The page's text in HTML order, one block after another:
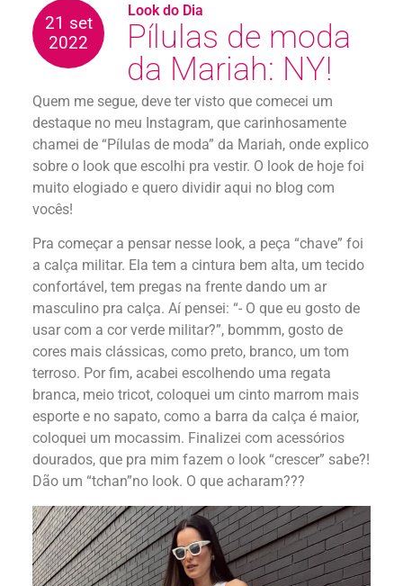
21 set
2022
Look do Dia
Pílulas de moda
da Mariah: NY!
Quem me segue, deve ter visto que comecei um
destaque no meu Instagram, que carinhosamente
chamei de “Pílulas de moda” da Mariah, onde explico
sobre o look que escolhi pra vestir. O look de hoje foi
muito elogiado e quero dividir aqui no blog com
vocês!
Pra começar a pensar nesse look, a peça “chave” foi
a calça militar. Ela tem a cintura bem alta, um tecido
confortável, tem pregas na frente dando um ar
masculino pra calça. Aí pensei: “- O que eu gosto de
usar com a cor verde militar?”, bommm, gosto de
cores mais clássicas, como preto, branco, um tom
terroso. Por fim, acabei escolhendo uma regata
branca, meio tricot, coloquei um cinto marrom mais
esporte e no sapato, como a barra da calça é maior,
coloquei um mocassim. Finalizei com acessórios
dourados, que pra mim fazem o look “crescer” sabe?!
Dão um “tchan”no look. O que acharam???